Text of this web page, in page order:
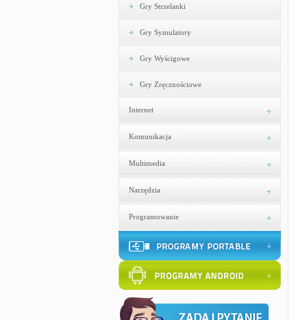
Gry Strzelanki
Gry Symulatory
Gry Wyścigowe
Gry Zręcznościowe
Internet
Komunikacja
Multimedia
Narzędzia
Programowanie